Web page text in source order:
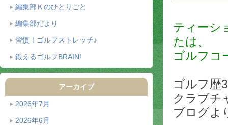
編集部Ｋのひとりごと
編集部だより
習慣！ゴルフストレッチ♪
鍛えるゴルフBRAIN!
アーカイブ
2026年7月
2026年6月
ティーシ
たは、
ゴルフコ
ゴルフ歴
クラブチ
ブログよ